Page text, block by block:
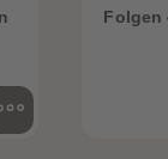
Folgen